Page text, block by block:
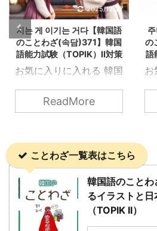
2025/12/27
지는 게 이기는 거다【韓国語
のことわざ(속담)371】韓国
語能力試験（TOPIK）Ⅱ対策
お気に入りに入れる 韓国
にも出てくる韓国の「こ
とわざ（속담）」を知ろ
OpenAIのDALL·Eによっ
て生成 지는 게 이기는 거
다 直訳: 「負けることが
勝つことだ」 意味: 物事
をあきらめたり、意図的
に譲歩することが、最終
的にはより大きな利益や
ReadMore
の
語
と
の
金
で
ことわざ一覧表はこちら
韓国語のこと
るイラストと
（TOPIK II）